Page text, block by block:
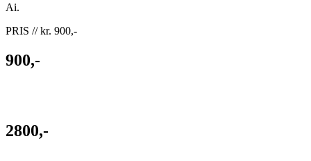
Ai.
PRIS // kr. 900,-
900,-
2800,-